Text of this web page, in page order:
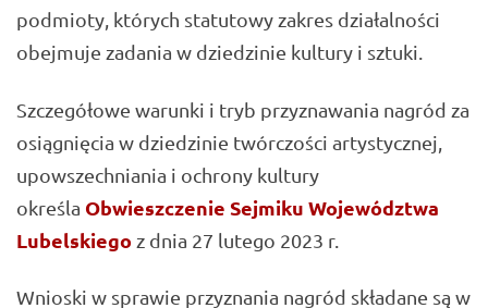
podmioty, których statutowy zakres działalności
obejmuje zadania w dziedzinie kultury i sztuki.
Szczegółowe warunki i tryb przyznawania nagród za
osiągnięcia w dziedzinie twórczości artystycznej,
upowszechniania i ochrony kultury
określa Obwieszczenie Sejmiku Województwa
Lubelskiego z dnia 27 lutego 2023 r.
Wnioski w sprawie przyznania nagród składane są w